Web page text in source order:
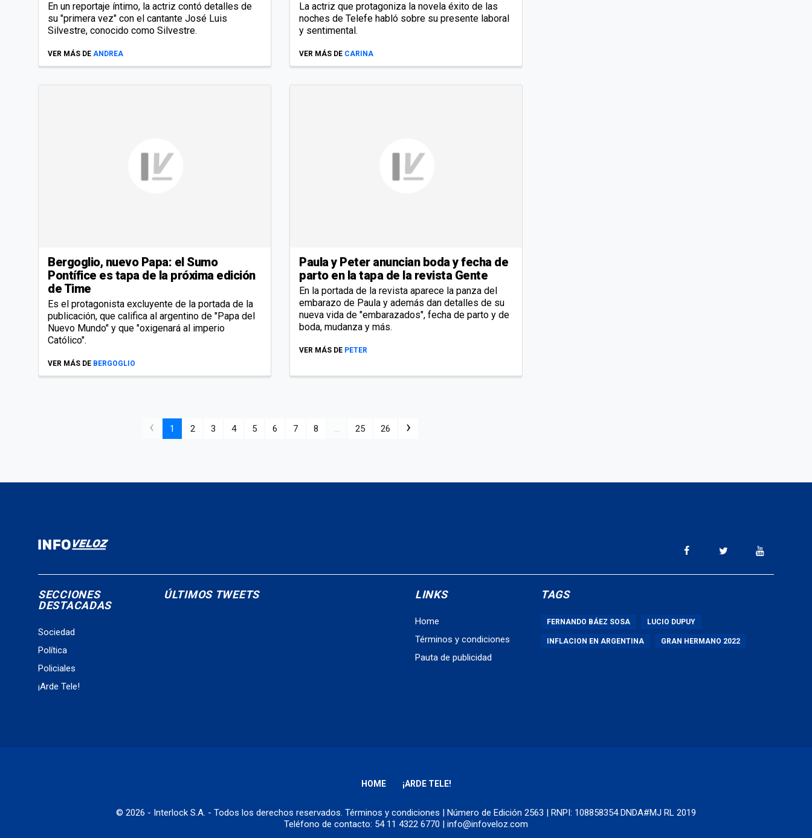
En un reportaje íntimo, la actriz contó detalles de
su "primera vez" con el cantante José Luis
Silvestre, conocido como Silvestre.
VER MÁS DE ANDREA
La actriz que protagoniza la novela éxito de las
noches de Telefe habló sobre su presente laboral
y sentimental.
VER MÁS DE CARINA
Bergoglio, nuevo Papa: el Sumo
Pontífice es tapa de la próxima edición
de Time
Es el protagonista excluyente de la portada de la
publicación, que califica al argentino de "Papa del
Nuevo Mundo" y que "oxigenará al imperio
Católico".
VER MÁS DE BERGOGLIO
Paula y Peter anuncian boda y fecha de
parto en la tapa de la revista Gente
En la portada de la revista aparece la panza del
embarazo de Paula y además dan detalles de su
nueva vida de "embarazados", fecha de parto y de
boda, mudanza y más.
VER MÁS DE PETER
‹ 1 2 3 4 5 6 7 8 ... 25 26 ›
SECCIONES
DESTACADAS
Sociedad
Política
Policiales
¡Arde Tele!
ÚLTIMOS TWEETS LINKS
Home
Términos y condiciones
Pauta de publicidad
TAGS
FERNANDO BÁEZ SOSA LUCIO DUPUY
INFLACION EN ARGENTINA GRAN HERMANO 2022
HOME ¡ARDE TELE!
© 2026 - Interlock S.A. - Todos los derechos reservados. Términos y condiciones | Número de Edición 2563 | RNPI: 108858354 DNDA#MJ RL 2019
Teléfono de contacto: 54 11 4322 6770 | info@infoveloz.com